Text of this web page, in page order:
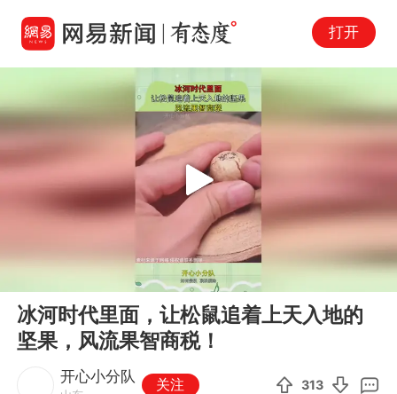
打开
Play
冰河时代里面，让松鼠追着上天入地的
坚果，风流果智商税！
开心小分队 关注 313